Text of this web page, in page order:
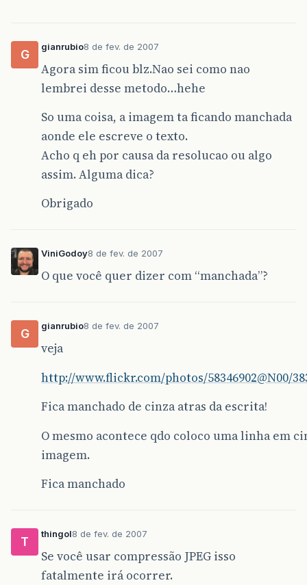
G
gianrubio8 de fev. de 2007
Agora sim ficou blz.Nao sei como nao
lembrei desse metodo…hehe
So uma coisa, a imagem ta ficando manchada
aonde ele escreve o texto.
Acho q eh por causa da resolucao ou algo
assim. Alguma dica?
Obrigado
ViniGodoy8 de fev. de 2007
O que você quer dizer com “manchada”?
G
gianrubio8 de fev. de 2007
veja
http://www.flickr.com/photos/58346902@N00/
Fica manchado de cinza atras da escrita!
O mesmo acontece qdo coloco uma linha em
imagem.
Fica manchado
T
thingol8 de fev. de 2007
Se você usar compressão JPEG isso
fatalmente irá ocorrer.